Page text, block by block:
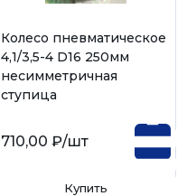
Колесо пневматическое
4,1/3,5-4 D16 250мм
несимметричная
ступица
710,00 ₽/шт
Купить